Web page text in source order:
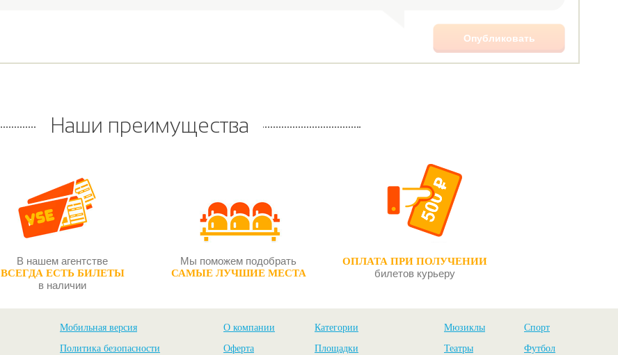
Наши преимущества
В нашем агентстве
ВСЕГДА ЕСТЬ БИЛЕТЫ
в наличии
Мы поможем подобрать
САМЫЕ ЛУЧШИЕ МЕСТА
ОПЛАТА ПРИ ПОЛУЧЕНИИ
билетов курьеру
Мобильная версия
Политика безопасности
О компании
Оферта
Категории
Площадки
Мюзиклы
Театры
Спорт
Футбол